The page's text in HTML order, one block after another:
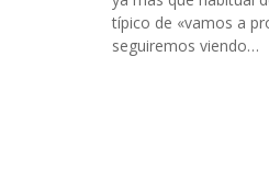
INFIELES
típico de «vamos a
seguiremos viendo…